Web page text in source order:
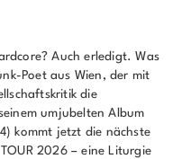
Auch erledigt. Was
Poet aus Wien, der mit
die
umjubelten Album
kommt jetzt die nächste
2026 – eine Liturgie